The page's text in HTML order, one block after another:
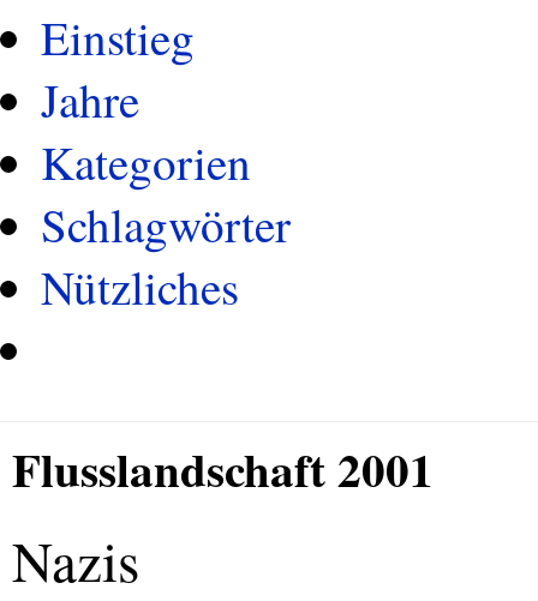
Einstieg
Jahre
Kategorien
Schlagwörter
Nützliches
Flusslandschaft 2001
Nazis